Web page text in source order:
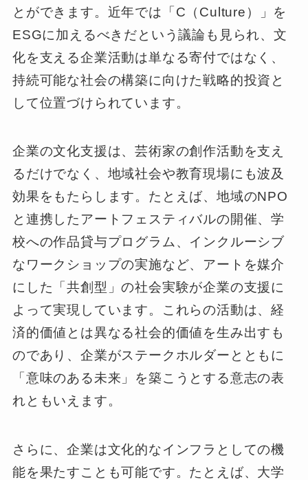
とができます。近年では「C（Culture）」を
ESGに加えるべきだという議論も見られ、文
化を支える企業活動は単なる寄付ではなく、
持続可能な社会の構築に向けた戦略的投資と
して位置づけられています。
企業の文化支援は、芸術家の創作活動を支え
るだけでなく、地域社会や教育現場にも波及
効果をもたらします。たとえば、地域のNPO
と連携したアートフェスティバルの開催、学
校への作品貸与プログラム、インクルーシブ
なワークショップの実施など、アートを媒介
にした「共創型」の社会実験が企業の支援に
よって実現しています。これらの活動は、経
済的価値とは異なる社会的価値を生み出すも
のであり、企業がステークホルダーとともに
「意味のある未来」を築こうとする意志の表
れともいえます。
さらに、企業は文化的なインフラとしての機
能を果たすことも可能です。たとえば、大学